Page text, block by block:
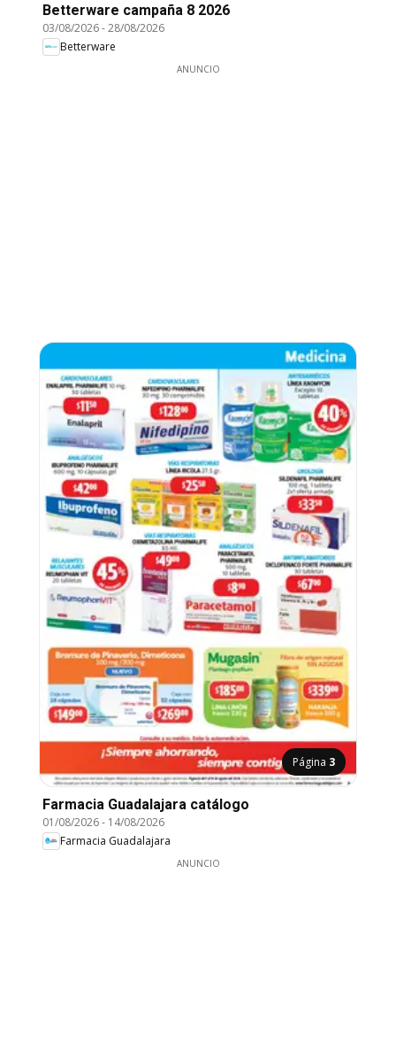
Betterware campaña 8 2026
03/08/2026-28/08/2026
Betterware
ANUNCIO
Página 3
Farmacia Guadalajara catálogo
01/08/2026- 14/08/2026
Farmacia Guadalajara
ANUNCIO